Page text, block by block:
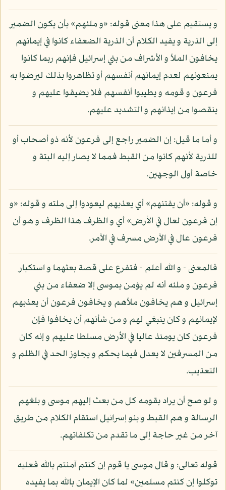
و يستقيم على هذا معنى قوله: «و ملئهم» بأن يكون الضمير
إلى الذرية و يفيد الكلام أن الذرية الضعفاء كانوا في إيمانهم
يخافون الملأ و الأشراف من بني إسرائيل فإنهم ربما كانوا
يمنعونهم لعدم إيمانهم أنفسهم أو تظاهروا بذلك ليرضوا به
فرعون و قومه و يطيبوا أنفسهم فلا يضيقوا عليهم و
ينقصوا من إيذائهم و التشديد عليهم.
و أما ما قيل: إن الضمير راجع إلى فرعون لأنه ذو أصحاب أو
للذرية لأنهم كانوا من القبط فمما لا يصار إليه البتة و
خاصة أول الوجهين.
و قوله: «أن يفتنهم» أي يعذبهم ليعودوا إلى ملته و قوله: «و
إن فرعون لعال في الأرض» أي و الظرف هذا الظرف و هو أن
فرعون عال في الأرض مسرف في الأمر.
فالمعنى - و الله أعلم - فتفرع على قصة بعثهما و استكبار
فرعون و ملئه أنه لم يؤمن بموسى إلا ضعفاء من بني
إسرائيل و هم يخافون ملأهم و يخافون فرعون أن يعذبهم
لإيمانهم و كان ينبغي لهم و من شأنهم أن يخافوا فإن
فرعون كان يومئذ عاليا في الأرض مسلطا عليهم و إنه كان
من المسرفين لا يعدل فيما يحكم و يجاوز الحد في الظلم و
التعذيب.
و لو صح أن يراد بقومه كل من بعث إليهم موسى و بلغهم
الرسالة و هم القبط و بنو إسرائيل استقام الكلام من طريق
آخر من غير حاجة إلى ما تقدم من تكلفاتهم.
قوله تعالى: و قال موسى يا قوم إن كنتم آمنتم بالله فعليه
توكلوا إن كنتم مسلمين» لما كان الإيمان بالله بما يفيده